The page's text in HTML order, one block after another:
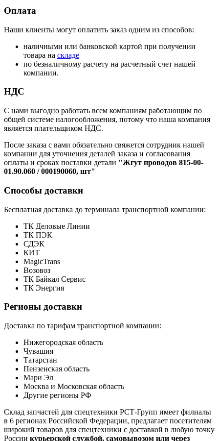
Оплата
Наши клиенты могут оплатить заказ одним из способов:
наличными или банковской картой при получении
товара на складе
по безналичному расчету на расчетный счет нашей
компании.
НДС
С нами выгодно работать всем компаниям работающим по
общей системе налогообложения, потому что наша компания
является плательщиком НДС.
После заказа с вами обязательно свяжется сотрудник нашей
компании для уточнения деталей заказа и согласования
оплаты и сроках поставки детали "Жгут проводов 815-00-
01.90.060 / 000190060, шт"
Способы доставки
Бесплатная доставка до терминала транспортной компании:
ТК Деловые Линии
ТК ПЭК
СДЭК
КИТ
MagicTrans
Возовоз
ТК Байкал Сервис
ТК Энергия
Регионы доставки
Доставка по тарифам транспортной компании:
Нижегородская область
Чувашия
Татарстан
Пензенская область
Мари Эл
Москва и Московская область
Другие регионы РФ
Склад запчастей для спецтехники РСТ-Групп имеет филиалы
в 6 регионах Российской Федерации, предлагает посетителям
широкий товаров для спецтехники с доставкой в любую точку
России курьерской службой, самовывозом или через